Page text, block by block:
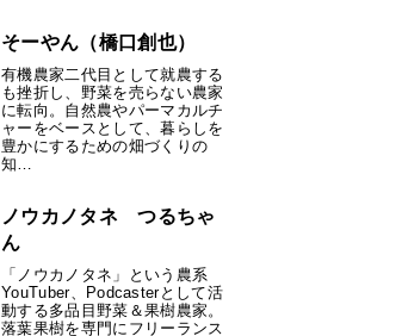
そーやん（橋口創也）
有機農家二代目として就農する
も挫折し、野菜を売らない農家
に転向。自然農やパーマカルチ
ャーをベースとして、暮らしを
豊かにするための畑づくりの
知…
ノウカノタネ つるちゃ
ん
「ノウカノタネ」という農系
YouTuber、Podcasterとして活
動する多品目野菜＆果樹農家。
落葉果樹を専門にフリーランス